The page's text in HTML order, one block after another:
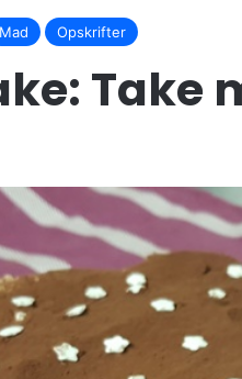
Mad Opskrifter
Take